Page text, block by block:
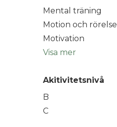
Mental träning
Motion och rörelse
Motivation
Fysisk aktivitet
Visa mer
Akitivitetsnivå
B
C